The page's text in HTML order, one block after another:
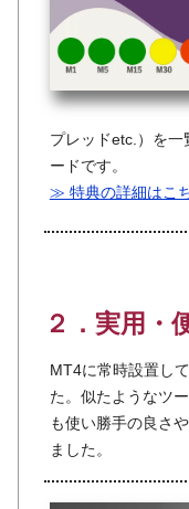
プレッドetc.）を
ードです。
≫ 特典の詳細はこ
２．実用・
MT4に常時設置し
た。似たようなツ
も使い勝手の良さ
ました。